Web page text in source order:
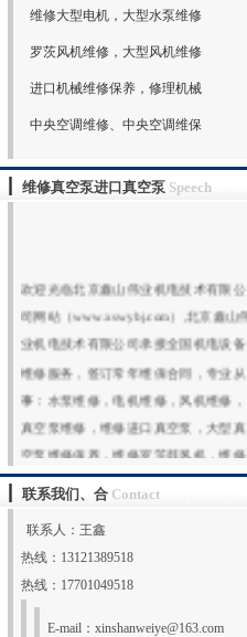
维修大型电机，大型水泵维修
罗茨风机维修，大型风机维修
进口机械维修保养，修理机械
中央空调维修、中央空调维保
维修真空泵进口真空泵 Speech
罗茨真空泵，各种真空泵维修，回转式
真空泵维修，水环真空泵维修，旋片真
空泵维修，专业技术，专业服务，选择
鑫山伟业，选择放心！热
线:131213895 更多
联系我们、合 Contact
联系人：王鑫
热线：13121389518
热线：17701049518
E-mail： xinshanweiye@163.com